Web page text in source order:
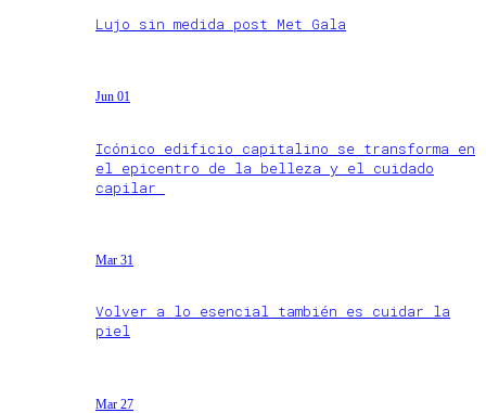
Lujo sin medida post Met Gala
Jun 01
Icónico edificio capitalino se transforma en
el epicentro de la belleza y el cuidado
capilar
Mar 31
Volver a lo esencial también es cuidar la
piel
Mar 27